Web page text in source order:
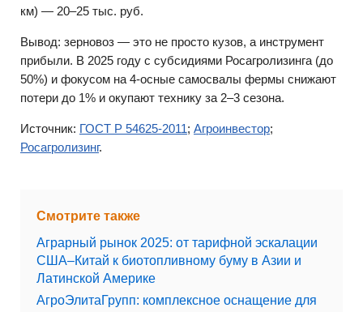
км) — 20–25 тыс. руб.
Вывод: зерновоз — это не просто кузов, а инструмент
прибыли. В 2025 году с субсидиями Росагролизинга (до
50%) и фокусом на 4-осные самосвалы фермы снижают
потери до 1% и окупают технику за 2–3 сезона.
Источник: ГОСТ Р 54625-2011; Агроинвестор;
Росагролизинг.
Смотрите также
Аграрный рынок 2025: от тарифной эскалации
США–Китай к биотопливному буму в Азии и
Латинской Америке
АгроЭлитаГрупп: комплексное оснащение для